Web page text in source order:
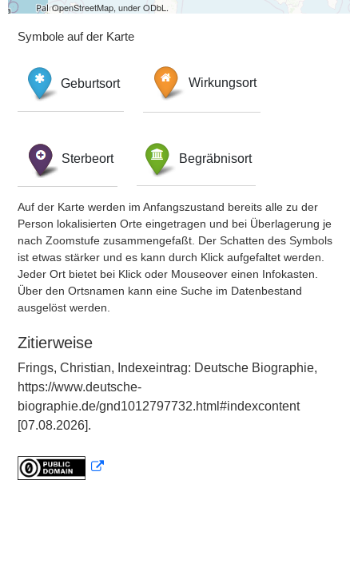
OpenStreetMap, under ODbL.
Symbole auf der Karte
Geburtsort Wirkungsort
Sterbeort Begräbnisort
Auf der Karte werden im Anfangszustand bereits alle zu der
Person lokalisierten Orte eingetragen und bei Überlagerung je
nach Zoomstufe zusammengefaßt. Der Schatten des Symbols
ist etwas stärker und es kann durch Klick aufgefaltet werden.
Jeder Ort bietet bei Klick oder Mouseover einen Infokasten.
Über den Ortsnamen kann eine Suche im Datenbestand
ausgelöst werden.
Zitierweise
Frings, Christian, Indexeintrag: Deutsche Biographie,
https://www.deutsche-
biographie.de/gnd1012797732.html#indexcontent
[07.08.2026].